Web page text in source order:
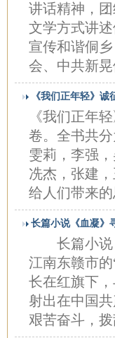
讲话精神，
文学方式讲
宣传和谐侗
会、中共新
《我们正年轻》诚
《我们正年
卷。全书共
雯莉，李强
冼杰，张建
给人们带来
长篇小说《血凝》
长篇小说
江南东赣市
长在红旗下
射出在中国
艰苦奋斗，